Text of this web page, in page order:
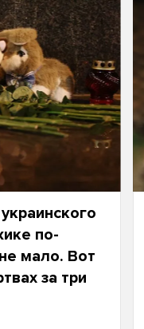
по-
мало. Вот
за три